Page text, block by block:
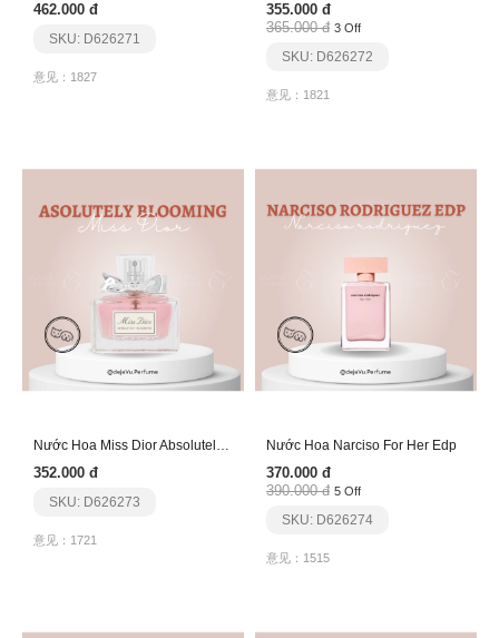
462.000 đ
SKU: D626271
意见：1827
355.000 đ
365.000 đ 3 Off
SKU: D626272
意见：1821
Nước Hoa Miss Dior Absolutely Blooming
352.000 đ
SKU: D626273
意见：1721
Nước Hoa Narciso For Her Edp
370.000 đ
390.000 đ 5 Off
SKU: D626274
意见：1515